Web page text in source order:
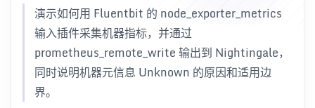
演示如何用 Fluentbit 的 node_exporter_metrics
输入插件采集机器指标，并通过
prometheus_remote_write 输出到 Nightingale，
同时说明机器元信息 Unknown 的原因和适用边
界。